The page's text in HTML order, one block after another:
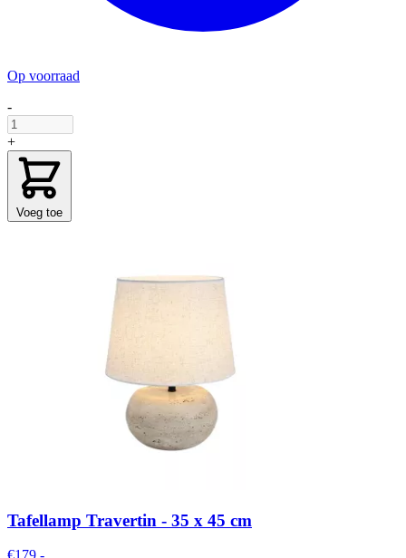
Op voorraad
-
+
Voeg toe
Tafellamp Travertin - 35 x 45 cm